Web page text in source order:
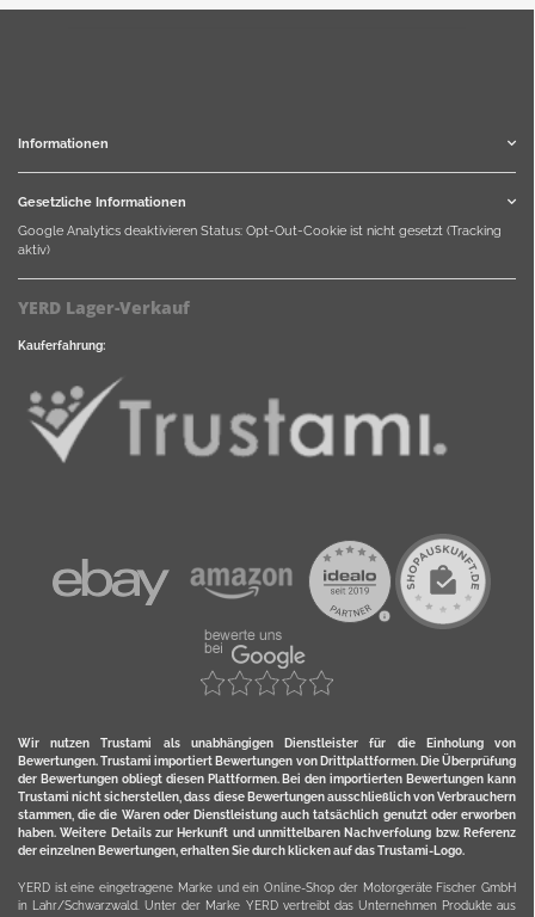
Informationen
Gesetzliche Informationen
Google Analytics deaktivieren Status: Opt-Out-Cookie ist nicht gesetzt (Tracking
aktiv)
YERD Lager-Verkauf
Kauferfahrung:
Wir nutzen Trustami als unabhängigen Dienstleister für die Einholung von
Bewertungen. Trustami importiert Bewertungen von Drittplattformen. Die Überprüfung
der Bewertungen obliegt diesen Plattformen. Bei den importierten Bewertungen kann
Trustami nicht sicherstellen, dass diese Bewertungen ausschließlich von Verbrauchern
stammen, die die Waren oder Dienstleistung auch tatsächlich genutzt oder erworben
haben. Weitere Details zur Herkunft und unmittelbaren Nachverfolung bzw. Referenz
der einzelnen Bewertungen, erhalten Sie durch klicken auf das Trustami-Logo.
YERD ist eine eingetragene Marke und ein Online-Shop der Motorgeräte Fischer GmbH
in Lahr/Schwarzwald. Unter der Marke YERD vertreibt das Unternehmen Produkte aus